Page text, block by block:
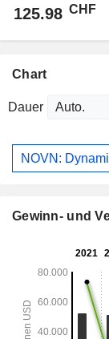
125.98 CHF
Chart
Dauer
NOVN:
Gewinn- und